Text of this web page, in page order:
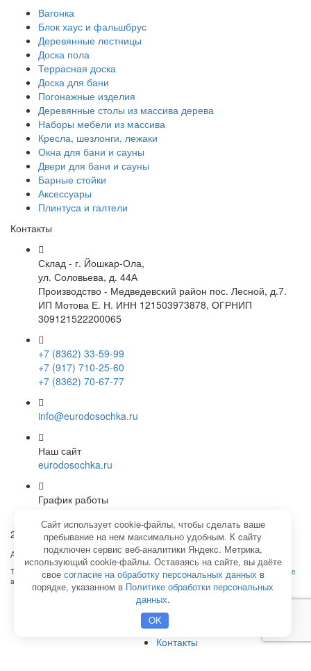
Вагонка
Блок хаус и фальшбрус
Деревянные лестницы
Доска пола
Террасная доска
Доска для бани
Погонажные изделия
Деревянные столы из массива дерева
Наборы мебели из массива
Кресла, шезлонги, лежаки
Окна для бани и сауны
Двери для бани и сауны
Барные стойки
Аксессуары
Плинтуса и галтели
Контакты
Склад - г. Йошкар-Ола,
ул. Соловьева, д. 44А
Производство - Медведевский район пос. Лесной, д.7.
ИП Мотова Е. Н. ИНН 121503973878, ОГРНИП
309121522200065
+7 (8362) 33-59-99
+7 (917) 710-25-60
+7 (8362) 70-67-77
info@eurodosochka.ru
Наш сайт
eurodosochka.ru
График работы
2025 © Евродосочка. Все права защищены
Агентство интернет-маркетинга -SeoУслуга
This site is protected by reCAPTCHA and the GooglePrivacy Policy and Terms of Service
apply.
Главная
Доставка
Политика конфиденциальности
Контакты
Сайт использует cookie-файлы, чтобы сделать ваше
пребывание на нем максимально удобным. К cайту
подключен сервис веб-аналитики Яндекс. Метрика,
использующий cookie-файлы. Оставаясь на сайте, вы даёте
свое согласие на обработку персональных данных в
порядке, указанном в Политике обработки персональных
данных.
OK